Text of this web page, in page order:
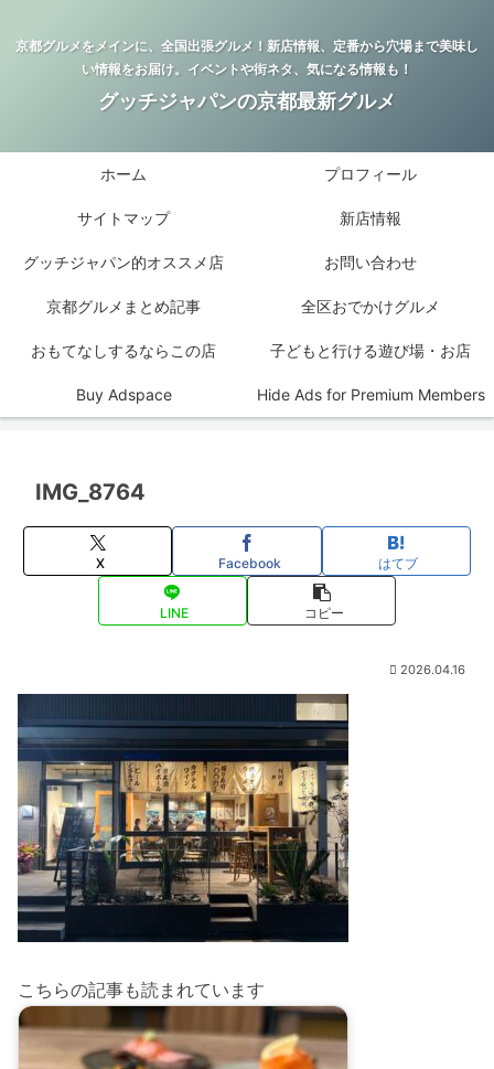
京都グルメをメインに、全国出張グルメ！新店情報、定番から穴場まで美味し
い情報をお届け。イベントや街ネタ、気になる情報も！
グッチジャパンの京都最新グルメ
ホーム プロフィール
サイトマップ 新店情報
グッチジャパン的オススメ店 お問い合わせ
京都グルメまとめ記事 全区おでかけグルメ
おもてなしするならこの店 子どもと行ける遊び場・お店
Buy Adspace Hide Ads for Premium Members
IMG_8764
X Facebook はてブ
LINE コピー
2026.04.16
こちらの記事も読まれています